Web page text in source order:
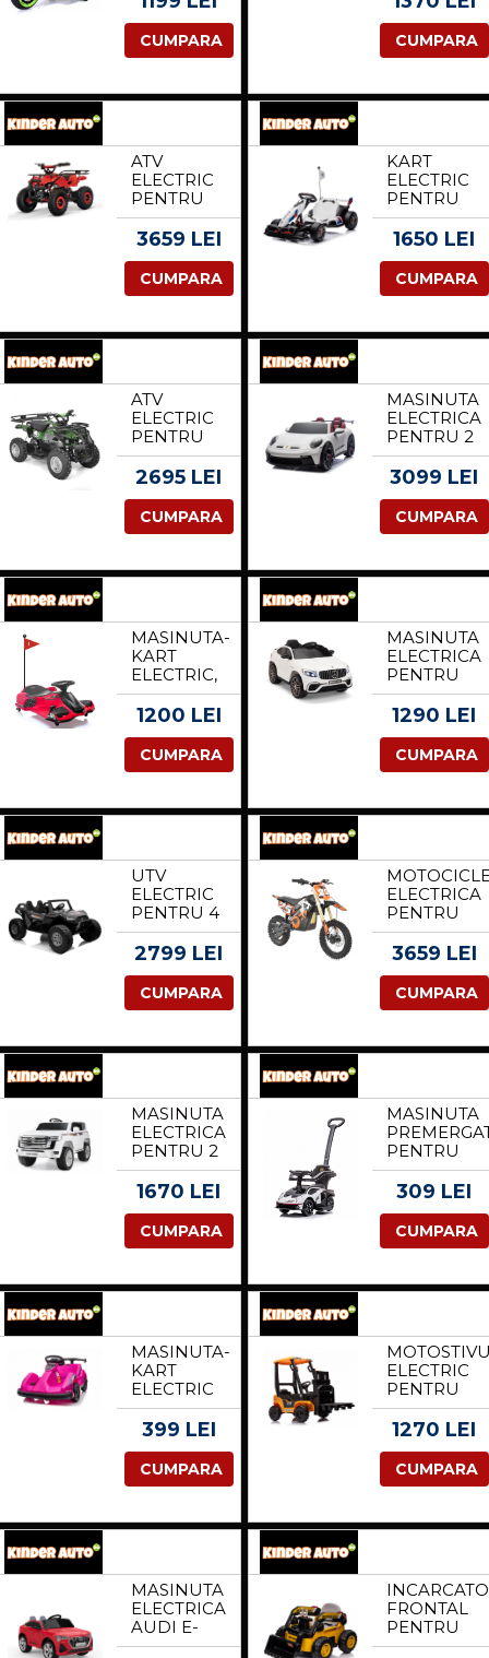
150W, 24V,
ROTI MOI,
TAPITAT,
VERDE
CUMPARA
6X6 180W
24V
VERDE
CUMPARA
ATV
ELECTRIC
PENTRU
COPII
NITRO
QUAD
1200W 48V
CULOARE
ROSIE
3659 LEI
CUMPARA
KART
ELECTRIC
PENTRU
COPII
BMW
PUTERE
500W,
AJUSTABIL,
ALB
1650 LEI
CUMPARA
ATV
ELECTRIC
PENTRU
COPII
KINDERAUTO
QUAD
1000W 36V
CULOARE
VERDE
2695 LEI
CUMPARA
MASINUTA
ELECTRICA
PENTRU 2
COPII,
PORSCHE
320W 24V
14AH
CULOARE
ALBA
3099 LEI
CUMPARA
MASINUTA-
KART
ELECTRIC,
RIDER
DRIFT 360,
11 ANI,
180W, 24V,
SI
GENUNCHIERE
ROSIE
1200 LEI
CUMPARA
MASINUTA
ELECTRICA
PENTRU
COPII
MERCEDES
2X35W 12V
STANDARD,
ALB
1290 LEI
CUMPARA
UTV
ELECTRIC
PENTRU 4
COPII,
KINDERAUTO
XXL , 500W
24V 14AH,
NEAGRA
2799 LEI
CUMPARA
ELECTRICA
PENTRU
COPII
25 1000W
36V, ROTI
CULOARE
3659 LEI
CUMPARA
MASINUTA
ELECTRICA
PENTRU 2
COPII,
TOYOTA
CRUISER
140W 12V
ALBA
1670 LEI
CUMPARA
MASINUTA
PENTRU
COPII, 2 IN
ESSENZA
SCV12,
309 LEI
CUMPARA
MASINUTA-
KART
ELECTRIC
PENTRU
COPII 2-5
RACE8
35W 6V,
CULOARE
ROZ
399 LEI
CUMPARA
ELECTRIC
PENTRU
COPII,
LICENTA
12V,
ECHIPAT
GALBEN
1270 LEI
CUMPARA
MASINUTA
ELECTRICA
AUDI E-
TRON
FRONTAL
PENTRU
COPII